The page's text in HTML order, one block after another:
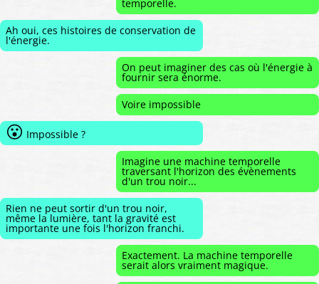
temporelle.
Ah oui, ces histoires de conservation de
l'énergie.
On peut imaginer des cas où l'énergie à
fournir sera énorme.
Voire impossible
😮 Impossible ?
Imagine une machine temporelle
traversant l'horizon des évènements
d'un trou noir...
Rien ne peut sortir d'un trou noir,
même la lumière, tant la gravité est
importante une fois l'horizon franchi.
Exactement. La machine temporelle
serait alors vraiment magique.